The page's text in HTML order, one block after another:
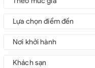
Lựa chọn điểm đến
Nơi khởi hành
Khách sạn